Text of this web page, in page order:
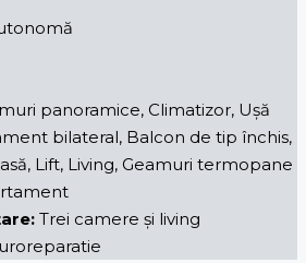
panoramice, Climatizor, Ușă
bilateral, Balcon de tip închis,
Lift, Living, Geamuri termopane
Trei camere și living